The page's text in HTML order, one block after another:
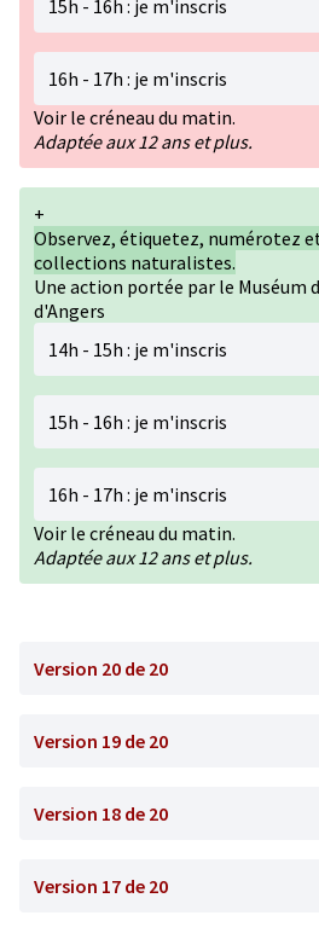
15h - 16h : je m'inscris
16h - 17h : je m'inscris
Voir le créneau du matin.
Adaptée aux 12 ans et plus.
+
Observez, étiquetez, numérotez
collections naturalistes.
Une action portée par le
d'Angers
14h - 15h : je m'inscris
15h - 16h : je m'inscris
16h - 17h : je m'inscris
Voir le créneau du matin.
Adaptée aux 12 ans et plus.
Version 20 de 20
Version 19 de 20
Version 18 de 20
Version 17 de 20